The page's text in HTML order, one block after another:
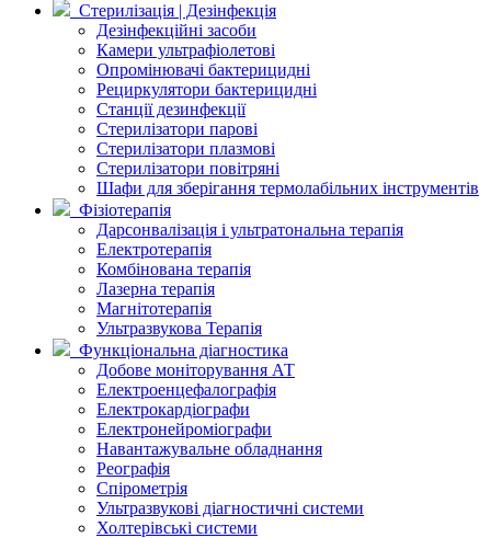
Стерилізація | Дезінфекція
Дезінфекційні засоби
Камери ультрафіолетові
Опромінювачі бактерицидні
Рециркулятори бактерицидні
Станції дезинфекції
Стерилізатори парові
Стерилізатори плазмові
Стерилізатори повітряні
Шафи для зберігання термолабільних інструментів
Фізіотерапія
Дарсонвалізація і ультратональна терапія
Електротерапія
Комбінована терапія
Лазерна терапія
Магнітотерапія
Ультразвукова Терапія
Функціональна діагностика
Добове моніторування АТ
Електроенцефалографія
Електрокардіографи
Електронейроміографи
Навантажувальне обладнання
Реографія
Спірометрія
Ультразвукові діагностичні системи
Холтерівські системи